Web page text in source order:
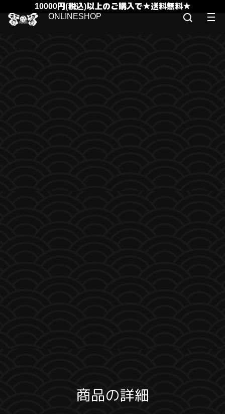
10000円(税込)以上のご購入で★送料無料★
商品の詳細
ONLINESHOP